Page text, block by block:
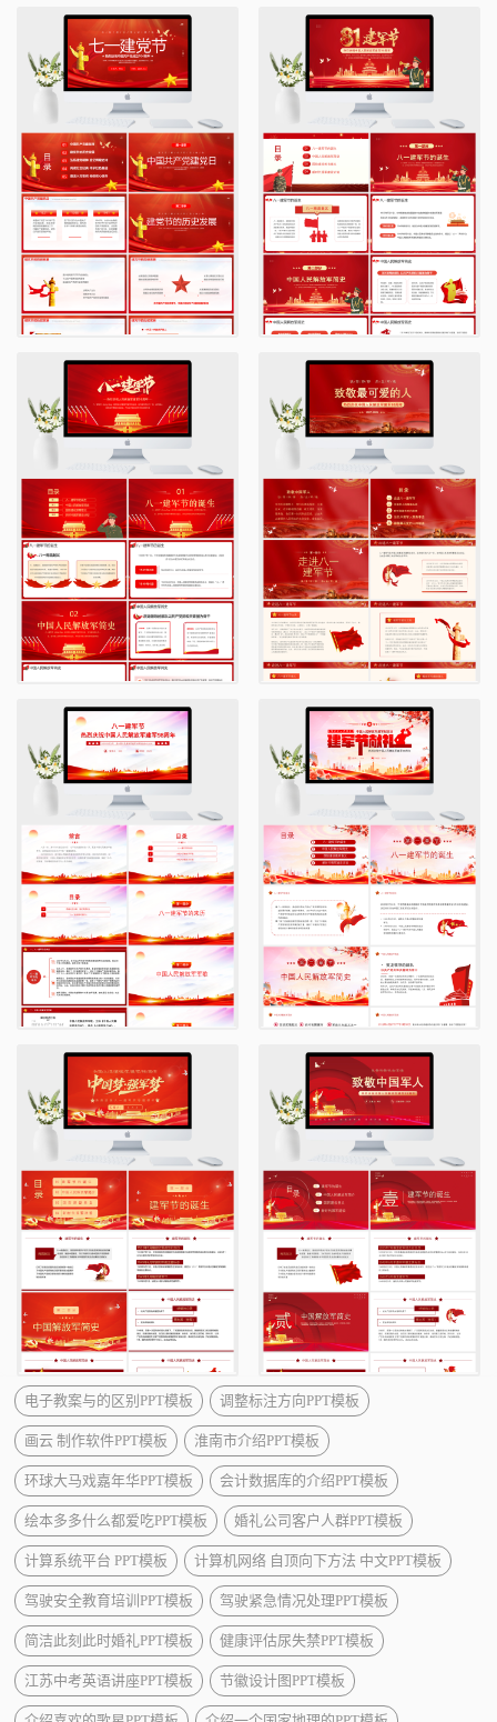
电子教案与的区别PPT模板 调整标注方向PPT模板
画云 制作软件PPT模板 淮南市介绍PPT模板
环球大马戏嘉年华PPT模板 会计数据库的介绍PPT模板
绘本多多什么都爱吃PPT模板 婚礼公司客户人群PPT模板
计算系统平台 PPT模板 计算机网络 自顶向下方法 中文PPT模板
驾驶安全教育培训PPT模板 驾驶紧急情况处理PPT模板
简洁此刻此时婚礼PPT模板 健康评估尿失禁PPT模板
江苏中考英语讲座PPT模板 节徽设计图PPT模板